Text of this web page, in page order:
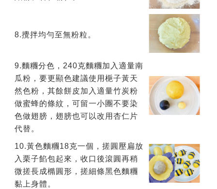
8.攪拌均勻至無粉粒。
9.麵糰分色，240克麵糰加入適量南
瓜粉，要更顯色建議使用梔子黃天
然色粉，其餘餅皮加入適量竹炭粉
做蜜蜂的條紋，可留一小團不要染
色做翅膀，翅膀也可以改用杏仁片
代替。
10.黃色麵糰18克一個，搓圓壓扁放
入栗子餡包起來，收口後滾圓再稍
微搓長成橢圓形，搓細條黑色麵糰
黏上身體。